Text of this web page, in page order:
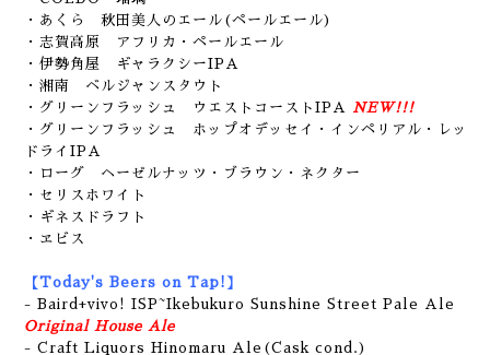
・あくら 秋田美人のエール(ペールエール)
・志賀高原 アフリカ・ペールエール
・伊勢角屋 ギャラクシーIPA
・湘南 ベルジャンスタウト
・グリーンフラッシュ ウエストコーストIPA
NEW!!!
・グリーンフラッシュ ホップオデッセイ・インペリアル・レッ
ドライIPA
・ローグ ヘーゼルナッツ・ブラウン・ネクター
・セリスホワイト
・ギネスドラフト
・ヱビス
【Today's Beers on Tap!】
- Baird+vivo! ISP~Ikebukuro Sunshine Street Pale Ale
Original House Ale
- Craft Liquors Hinomaru Ale(Cask cond.)